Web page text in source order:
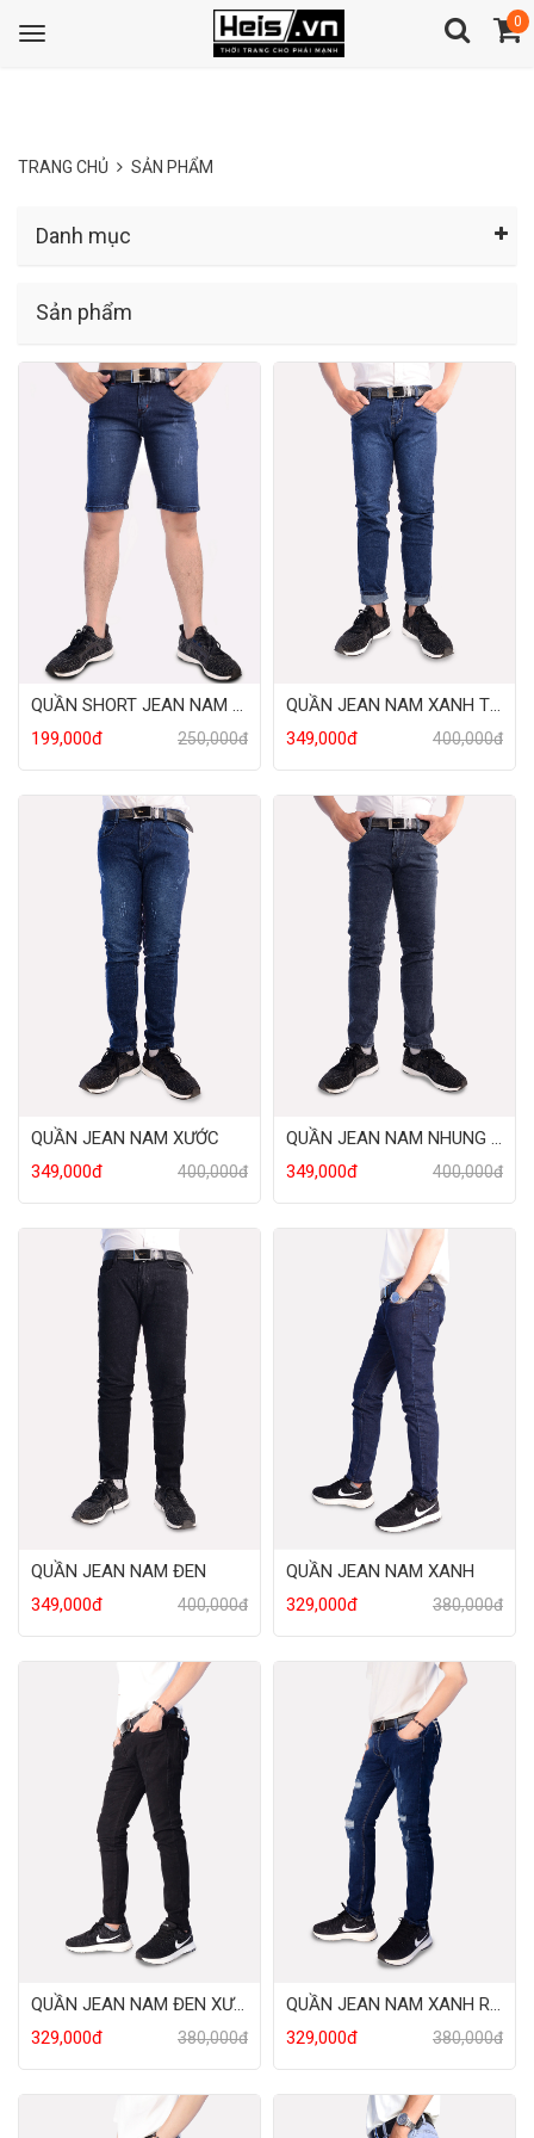
Toggle
0
TRANG CHỦ SẢN PHẨM
Danh mục
Sản phẩm
QUẦN SHORT JEAN NAM XƯỚC
199,000đ
250,000đ
QUẦN JEAN NAM XANH TRƠN
349,000đ
400,000đ
QUẦN JEAN NAM XƯỚC
349,000đ
400,000đ
QUẦN JEAN NAM NHUNG TRƠN
349,000đ
400,000đ
QUẦN JEAN NAM ĐEN
349,000đ
400,000đ
QUẦN JEAN NAM XANH
329,000đ
380,000đ
QUẦN JEAN NAM ĐEN XƯỚC
329,000đ
380,000đ
QUẦN JEAN NAM XANH RÁCH
329,000đ
380,000đ